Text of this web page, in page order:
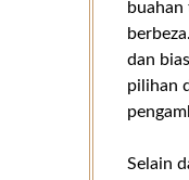
dan
pilihan
Selain